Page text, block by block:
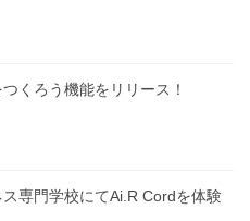
くろう機能をリリース！
専門学校にてAi.R Cordを体験